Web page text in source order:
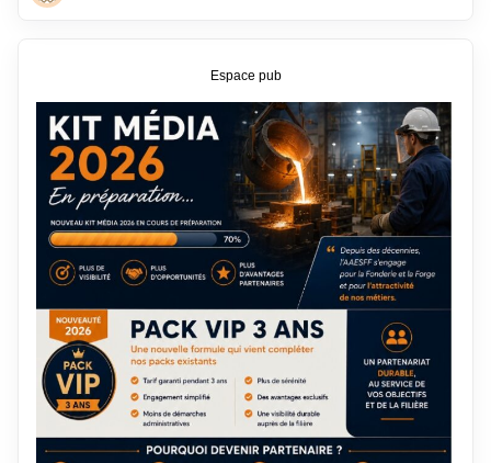
Espace pub